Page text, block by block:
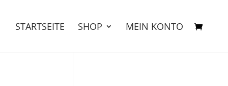
STARTSEITE SHOP MEIN KONTO